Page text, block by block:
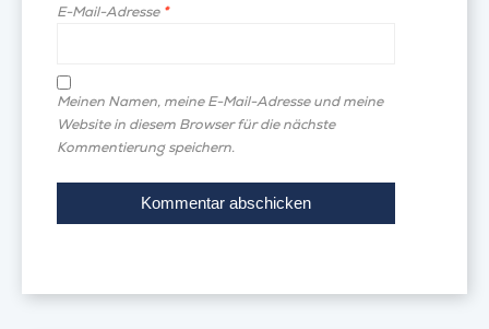
E-Mail-Adresse *
Meinen Namen, meine E-Mail-Adresse und meine
Website in diesem Browser für die nächste
Kommentierung speichern.